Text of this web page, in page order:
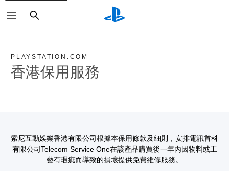
搜
尋
PLAYSTATION.COM
香港保用服務
索尼互動娛樂香港有限公司根據本保用條款及細則，安排電訊首科
有限公司Telecom Service One在該產品購買後一年內因物料或工
藝有瑕疵而導致的損壞提供免費維修服務。